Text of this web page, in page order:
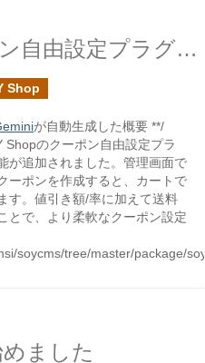
SOY Shopのクーポン自由設定プラグインで送料無料クーポンを発行できる様にしました
Shop
が自動生成した概要 **/
Shopのクーポン自由設定プラ
が追加されました。管理画面で
ーポンを作成すると、カートで
す。値引き額/率に加えて送料
とで、より柔軟なクーポン設定
soycms/tree/master/package/
ました